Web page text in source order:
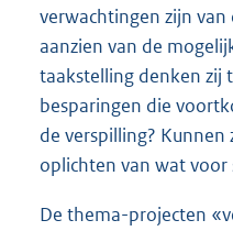
verwachtingen zijn
aanzien van de
taakstelling denken zij
besparingen die
de verspilling? Kunnen
oplichten van wat voor
De thema-projecten